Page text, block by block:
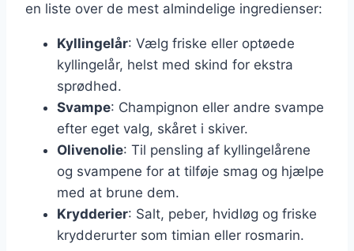
en liste over de mest almindelige ingredienser:
Kyllingelår: Vælg friske eller optøede
kyllingelår, helst med skind for ekstra
sprødhed.
Svampe: Champignon eller andre svampe
efter eget valg, skåret i skiver.
Olivenolie: Til pensling af kyllingelårene
og svampene for at tilføje smag og hjælpe
med at brune dem.
Krydderier: Salt, peber, hvidløg og friske
krydderurter som timian eller rosmarin.